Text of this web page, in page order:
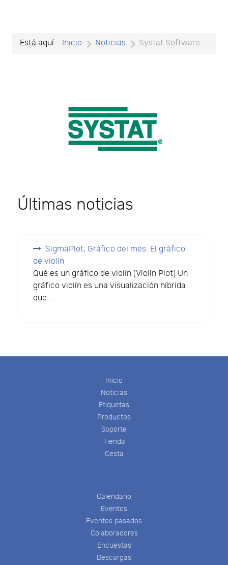
Está aquí: Inicio Noticias Systat Software
Últimas noticias
SigmaPlot, Gráfico del mes: El gráfico
de violín
Qué es un gráfico de violín (Violin Plot) Un
gráfico violín es una visualización híbrida
que...
Inicio
Noticias
Etiquetas
Productos
Soporte
Tienda
Cesta
Calendario
Eventos
Eventos pasados
Colaboradores
Encuestas
Descargas